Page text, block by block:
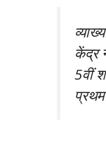
केंद्र
5वीं
प्रथम